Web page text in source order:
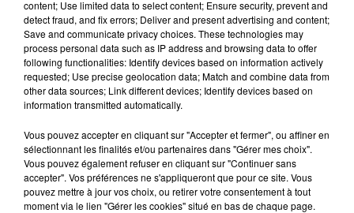
20 juillet 2026
UNE ADOLESCENTE DEVANT SE FAIRE
OPÉRER DE LA CHEVILLE RESSORT DE LA...
La famille a porté plainte contre la clinique qui a
reconnu sa responsabilité et présenté ses
excuses.
TITRES DIFFUSÉS
content; Use limited data to select content; Ensure security, prevent and
detect fraud, and fix errors; Deliver and present advertising and content;
Save and communicate privacy choices. These technologies may
process personal data such as IP address and browsing data to offer
following functionalities: Identify devices based on information actively
requested; Use precise geolocation data; Match and combine data from
other data sources; Link different devices; Identify devices based on
information transmitted automatically.
Vous pouvez accepter en cliquant sur "Accepter et fermer", ou affiner en
sélectionnant les finalités et/ou partenaires dans "Gérer mes choix".
Vous pouvez également refuser en cliquant sur "Continuer sans
accepter". Vos préférences ne s'appliqueront que pour ce site. Vous
pouvez mettre à jour vos choix, ou retirer votre consentement à tout
moment via le lien "Gérer les cookies" situé en bas de chaque page.